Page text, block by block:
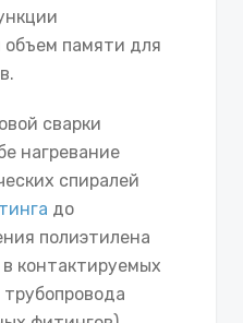
объем памяти для
сварки
нагревание
спиралей
до
полиэтилена
контактируемых